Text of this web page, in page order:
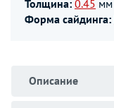
Толщина: 0.45 мм
Форма сайдинга:
Описание